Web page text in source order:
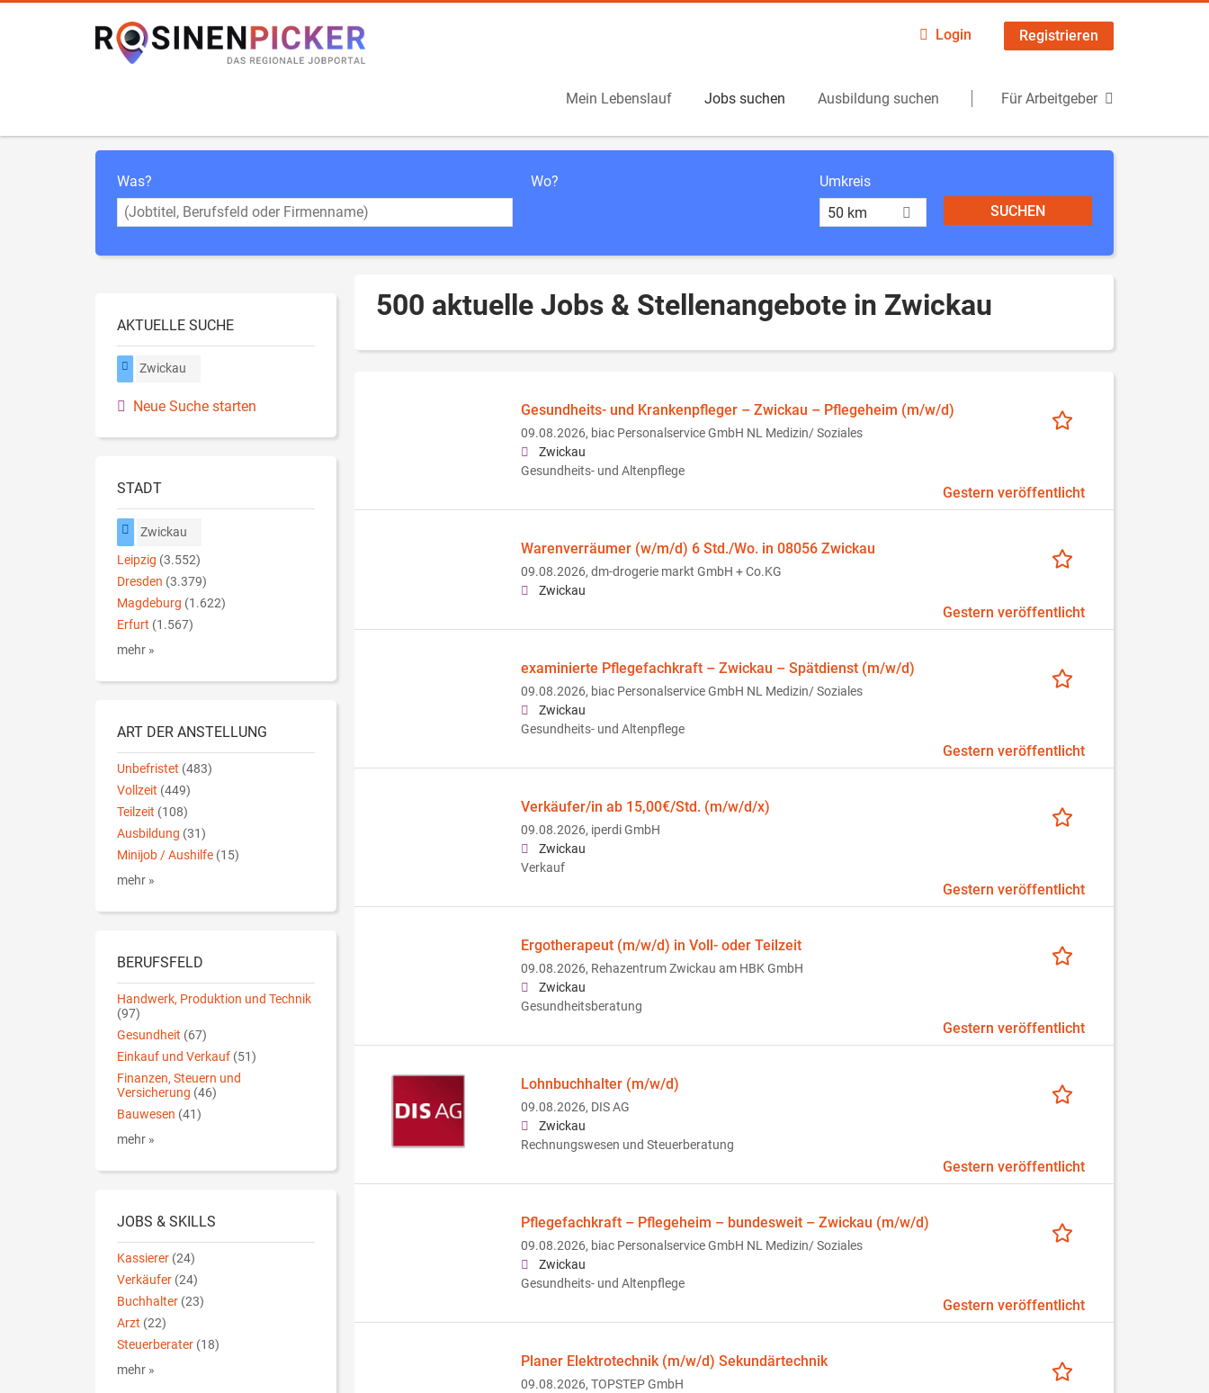
Login Registrieren
Mein Lebenslauf Jobs suchen Ausbildung suchen Für Arbeitgeber
Was? Wo?
Umkreis
50 km
500 aktuelle Jobs & Stellenangebote in Zwickau
Gesundheits- und Krankenpfleger – Zwickau – Pflegeheim (m/w/d)
09.08.2026, biac Personalservice GmbH NL Medizin/ Soziales
Zwickau
Gesundheits- und Altenpflege
Gestern veröffentlicht
Warenverräumer (w/m/d) 6 Std./Wo. in 08056 Zwickau
09.08.2026, dm-drogerie markt GmbH + Co.KG
Zwickau
Gestern veröffentlicht
examinierte Pflegefachkraft – Zwickau – Spätdienst (m/w/d)
09.08.2026, biac Personalservice GmbH NL Medizin/ Soziales
Zwickau
Gesundheits- und Altenpflege
Gestern veröffentlicht
Verkäufer/in ab 15,00€/Std. (m/w/d/x)
09.08.2026, iperdi GmbH
Zwickau
Verkauf
Gestern veröffentlicht
Ergotherapeut (m/w/d) in Voll- oder Teilzeit
09.08.2026, Rehazentrum Zwickau am HBK GmbH
Zwickau
Gesundheitsberatung
Gestern veröffentlicht
Lohnbuchhalter (m/w/d)
09.08.2026, DIS AG
Zwickau
Rechnungswesen und Steuerberatung
Gestern veröffentlicht
Pflegefachkraft – Pflegeheim – bundesweit – Zwickau (m/w/d)
09.08.2026, biac Personalservice GmbH NL Medizin/ Soziales
Zwickau
Gesundheits- und Altenpflege
Gestern veröffentlicht
Planer Elektrotechnik (m/w/d) Sekundärtechnik
09.08.2026, TOPSTEP GmbH
AKTUELLE SUCHE
Zwickau
Neue Suche starten
STADT
Zwickau
Leipzig (3.552)
Dresden (3.379)
Magdeburg (1.622)
Erfurt (1.567)
mehr »
ART DER ANSTELLUNG
Unbefristet (483)
Vollzeit (449)
Teilzeit (108)
Ausbildung (31)
Minijob / Aushilfe (15)
mehr »
BERUFSFELD
Handwerk, Produktion und Technik
(97)
Gesundheit (67)
Einkauf und Verkauf (51)
Finanzen, Steuern und
Versicherung (46)
Bauwesen (41)
mehr »
JOBS & SKILLS
Kassierer (24)
Verkäufer (24)
Buchhalter (23)
Arzt (22)
Steuerberater (18)
mehr »